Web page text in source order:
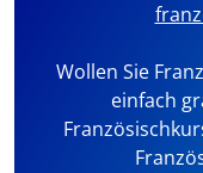
Wollen Sie
einfach